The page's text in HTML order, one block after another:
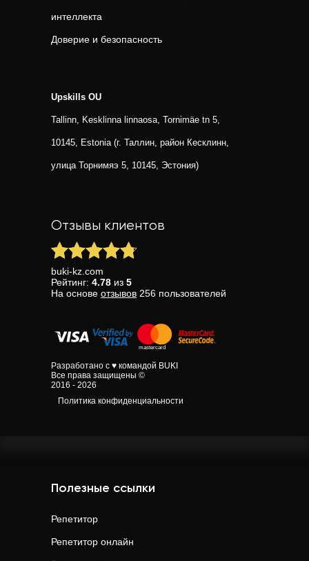
интеллекта
Доверие и безопасность
Upskills OU
Tallinn, Kesklinna linnaosa, Tornimäe tn 5,
10145, Estonia (г. Таллин, район Кесклинн,
улица Торнимяэ 5, 10145, Эстония)
Отзывы клиентов
buki-kz.com
Рейтинг: 4.78 из 5
На основе отзывов 256 пользователей
Разработано с ♥ командой BUKI
Все права защищены ©
2016 - 2026
Политика конфиденциальности
Полезные ссылки
Репетитор
Репетитор онлайн